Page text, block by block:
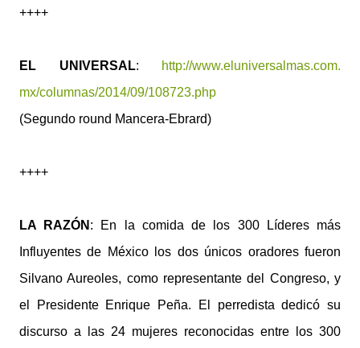
++++
EL UNIVERSAL:
http://www.eluniversalmas.com.
mx/columnas/2014/09/108723.php
(Segundo round Mancera-Ebrard)
++++
LA RAZÓN : En la comida de los 300 Líderes más
Influyentes de México los dos únicos oradores fueron
Silvano Aureoles, como representante del Congreso, y
el Presidente Enrique Peña. El perredista dedicó su
discurso a las 24 mujeres reconocidas entre los 300